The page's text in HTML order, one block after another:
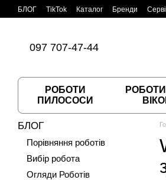
Перейти до основного контенту
БЛОГ TikTok Каталог Бренди
097 707-47-44
РОБОТИ
ПИЛОСОСИ
БЛОГ
Порівняння роботів
Вибір робота
Огляди Роботів